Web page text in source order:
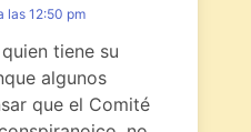
las 12:50 pm
tiene su
algunos
que el Comité